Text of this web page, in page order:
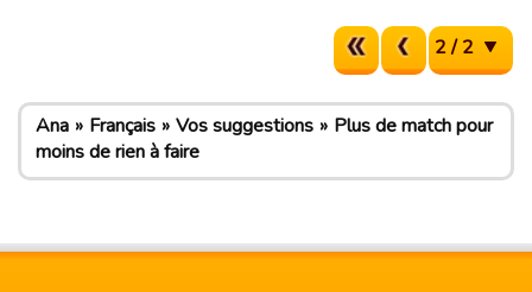
2 / 2
Ana Français Vos suggestions
Plus de match pour
moins de rien à faire